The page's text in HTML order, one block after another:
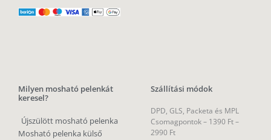
Milyen mosható pelenkát
keresel?
Újszülött mosható pelenka
Mosható pelenka külső
Szállítási módok
DPD, GLS, Packeta és MPL
Csomagpontok – 1390 Ft –
2990 Ft